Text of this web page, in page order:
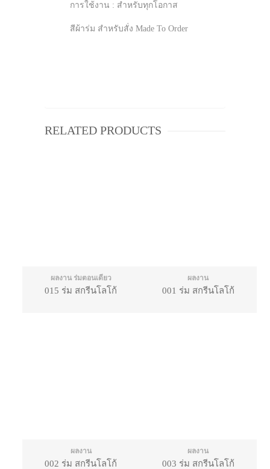
การใช้งาน : สำหรับทุกโอกาส
สีผ้าร่ม สำหรับสั่ง Made To Order
RELATED PRODUCTS
ผลงาน ร่มตอนเดียว
015 ร่ม สกรีนโลโก้
ผลงาน
001 ร่ม สกรีนโลโก้
ผลงาน
002 ร่ม สกรีนโลโก้
ผลงาน
003 ร่ม สกรีนโลโก้